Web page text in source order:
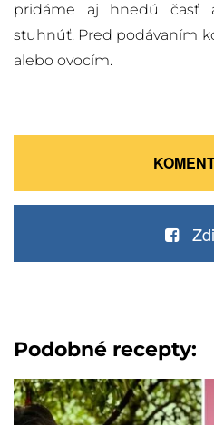
pridáme aj hnedú časť
stuhnúť. Pred podávaním
alebo ovocím.
Podobné recepty: